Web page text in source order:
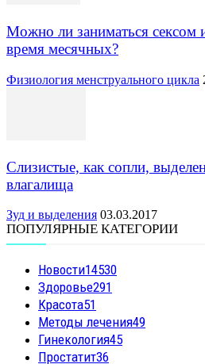
Можно ли заниматься сексом
время месячных?
Физиология менструального цикла
Слизистые, как сопли,
влагалища
Зуд и выделения 03.03.2017
ПОПУЛЯРНЫЕ КАТЕГОРИИ
Новости14530
Здоровье291
Красота51
Методы лечения49
Гинекология45
Простатит36